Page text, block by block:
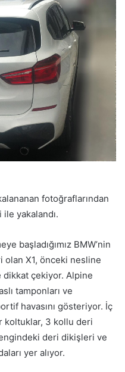
fotoğraflarından
yakalandı.
başladığımız BMW’nin
X1, önceki nesline
çekiyor. Alpine
tamponları ve
havasını gösteriyor. İç
koltuklar, 3 kollu deri
deri dikişleri ve
yer alıyor.